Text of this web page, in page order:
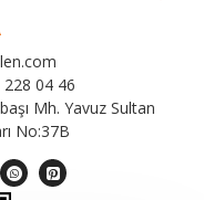
04 46
Mh. Yavuz Sultan
No:37B